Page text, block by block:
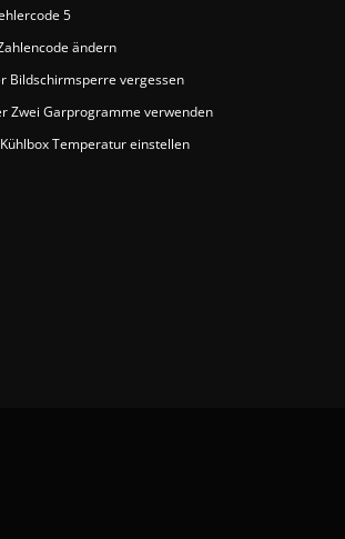
5
ändern
Bildschirmsperre vergessen
Zwei Garprogramme verwenden
Temperatur einstellen